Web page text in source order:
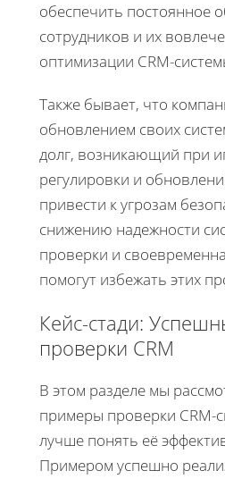
обеспечить постоянное
сотрудников и их
оптимизации CRM-
Также бывает, что
обновлением своих
долг, возникающий при
регулировки и
привести к угрозам
снижению надежности
проверки и
помогут избежать этих
Кейс-стади:
проверки CRM
В этом разделе мы
примеры проверки CRM-
лучше понять её
Примером успешно